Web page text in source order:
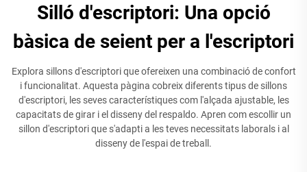
Silló d'escriptori: Una opció
bàsica de seient per a l'escriptori
Explora sillons d'escriptori que ofereixen una combinació de confort
i funcionalitat. Aquesta pàgina cobreix diferents tipus de sillons
d'escriptori, les seves característiques com l'alçada ajustable, les
capacitats de girar i el disseny del respaldo. Apren com escollir un
sillon d'escriptori que s'adapti a les teves necessitats laborals i al
disseny de l'espai de treball.